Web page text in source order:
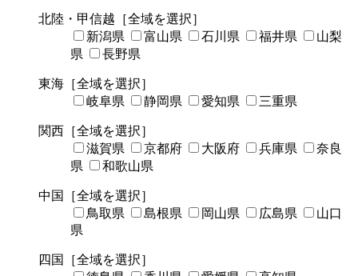
北陸・甲信越 ［全域を選択］
新潟県
富山県 石川県 福井県
山梨
県
長野県
東海 ［全域を選択］
岐阜県
静岡県 愛知県 三重県
関西 ［全域を選択］
滋賀県
京都府 大阪府 兵庫県
奈良
県
和歌山県
中国
［全域を選択］
鳥取県
島根県 岡山県 広島県
山口
県
四国
［全域を選択］